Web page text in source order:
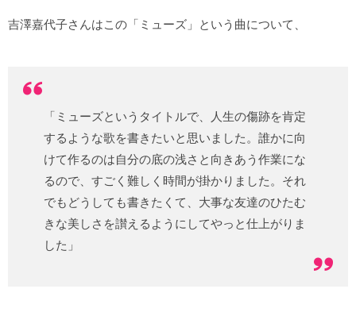
吉澤嘉代子さんはこの「ミューズ」という曲について、
「ミューズというタイトルで、人生の傷跡を肯定
するような歌を書きたいと思いました。誰かに向
けて作るのは自分の底の浅さと向きあう作業にな
るので、すごく難しく時間が掛かりました。それ
でもどうしても書きたくて、大事な友達のひたむ
きな美しさを讃えるようにしてやっと仕上がりま
した」